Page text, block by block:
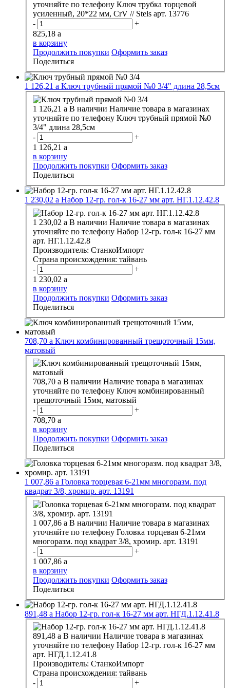
уточняйте по телефону Ключ трубка торцевой
усиленный, 20*22 мм, CrV // Stels арт. 13776
-
+
825,18 a
в корзину
Продолжить покупки Оформить заказ
Поделиться
1 126,21 a Ключ трубный прямой №0 3/4" длина 28,5см
1 126,21 a В наличии Наличие товара в магазинах
уточняйте по телефону Ключ трубный прямой №0
3/4" длина 28,5см
-
+
1 126,21 a
в корзину
Продолжить покупки Оформить заказ
Поделиться
1 230,02 a Набор 12-гр. гол-к 16-27 мм арт. НГ.1.12.42.8
1 230,02 a В наличии Наличие товара в магазинах
уточняйте по телефону Набор 12-гр. гол-к 16-27 мм
арт. НГ.1.12.42.8
Производитель: СтанкоИмпорт
Страна происхождения: тайвань
-
+
1 230,02 a
в корзину
Продолжить покупки Оформить заказ
Поделиться
708,70 a Ключ комбинированный трещоточный 15мм,
матовый
708,70 a В наличии Наличие товара в магазинах
уточняйте по телефону Ключ комбинированный
трещоточный 15мм, матовый
-
+
708,70 a
в корзину
Продолжить покупки Оформить заказ
Поделиться
1 007,86 a Головка торцевая 6-21мм многоразм. под
квадрат 3/8, хромир. арт. 13191
1 007,86 a В наличии Наличие товара в магазинах
уточняйте по телефону Головка торцевая 6-21мм
многоразм. под квадрат 3/8, хромир. арт. 13191
-
+
1 007,86 a
в корзину
Продолжить покупки Оформить заказ
Поделиться
891,48 a Набор 12-гр. гол-к 16-27 мм арт. НГД.1.12.41.8
891,48 a В наличии Наличие товара в магазинах
уточняйте по телефону Набор 12-гр. гол-к 16-27 мм
арт. НГД.1.12.41.8
Производитель: СтанкоИмпорт
Страна происхождения: тайвань
-
+